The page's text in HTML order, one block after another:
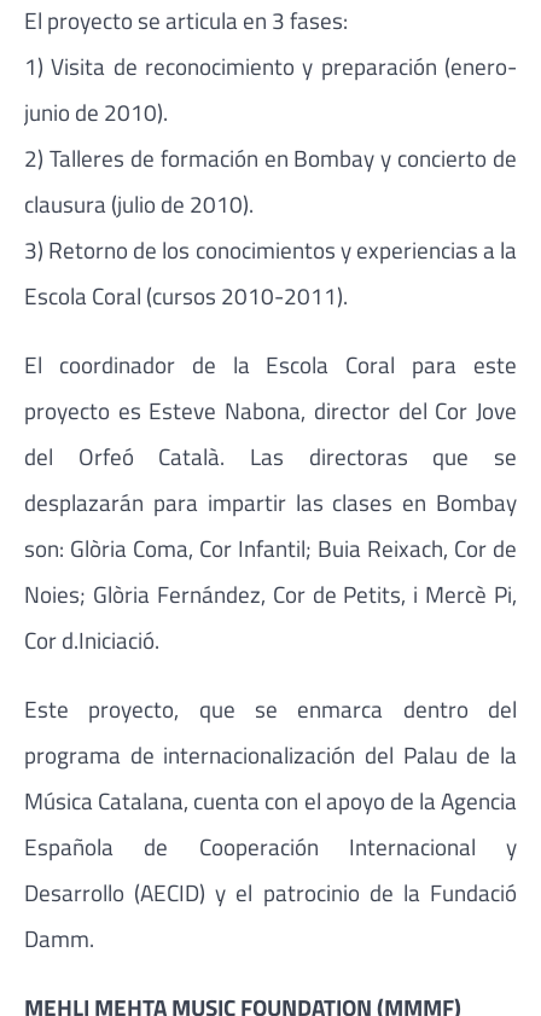
El proyecto se articula en 3 fases:
1) Visita de reconocimiento y preparación (enero-
junio de 2010).
2) Talleres de formación en Bombay y concierto de
clausura (julio de 2010).
3) Retorno de los conocimientos y experiencias a la
Escola Coral (cursos 2010-2011).
El coordinador de la Escola Coral para este
proyecto es Esteve Nabona, director del Cor Jove
del Orfeó Català. Las directoras que se
desplazarán para impartir las clases en Bombay
son: Glòria Coma, Cor Infantil; Buia Reixach, Cor de
Noies; Glòria Fernández, Cor de Petits, i Mercè Pi,
Cor d.Iniciació.
Este proyecto, que se enmarca dentro del
programa de internacionalización del Palau de la
Música Catalana, cuenta con el apoyo de la Agencia
Española de Cooperación Internacional y
Desarrollo (AECID) y el patrocinio de la Fundació
Damm.
MEHLI MEHTA MUSIC FOUNDATION (MMMF)